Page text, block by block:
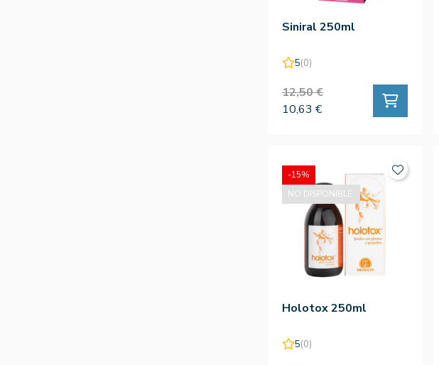
Siniral 250ml
5(0)
12,50 €
10,63 €
Holotox 250ml
5(0)
-15%
NO DISPONIBLE.